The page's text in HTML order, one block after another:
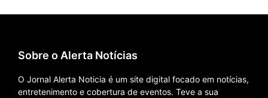
Sobre o Alerta Notícias
O Jornal Alerta Noticia é um site digital focado em notícias,
entretenimento e cobertura de eventos. Teve a sua